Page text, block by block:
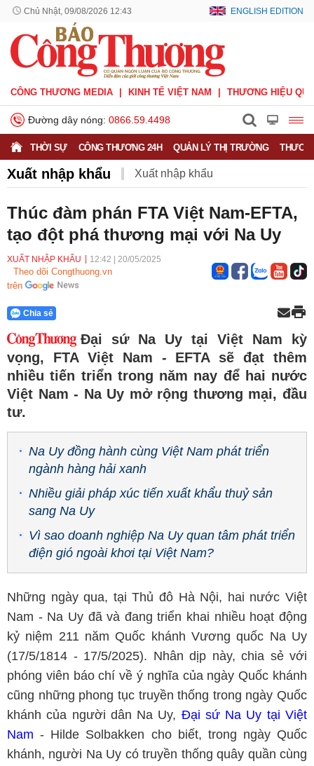
Chủ Nhật, 09/08/2026 12:43 ENGLISH EDITION
CÔNG THƯƠNG MEDIA KINH TẾ VIỆT NAM THƯƠNG HIỆU
Đường dây nóng: 0866.59.4498
THỜI SỰ CÔNG THƯƠNG 24H QUẢN LÝ THỊ TRƯỜNG
Xuất nhập khẩu Xuất nhập khẩu
Xuất xứ hàng hóa Xúc tiến thương mại
Thương mại điện tử
Thúc đàm phán FTA Việt Nam-EFTA,
tạo đột phá thương mại với Na Uy
XUẤT NHẬP KHẨU 12:42 20/05/2025
Theo dõi Congthuong.vn
trên
Chia sẻ
Đại sứ Na Uy tại Việt Nam kỳ
vọng, FTA Việt Nam - EFTA sẽ đạt thêm
nhiều tiến triển trong năm nay để hai nước
Việt Nam - Na Uy mở rộng thương mại, đầu
tư.
Na Uy đồng hành cùng Việt Nam phát triển
ngành hàng hải xanh
Nhiều giải pháp xúc tiến xuất khẩu thuỷ sản
sang Na Uy
Vì sao doanh nghiệp Na Uy quan tâm phát triển
điện gió ngoài khơi tại Việt Nam?
Những ngày qua, tại Thủ đô Hà Nội, hai nước Việt
Nam - Na Uy đã và đang triển khai nhiều hoạt động
kỷ niệm 211 năm Quốc khánh Vương quốc Na Uy
(17/5/1814 - 17/5/2025). Nhân dịp này, chia sẻ với
phóng viên báo chí về ý nghĩa của ngày Quốc khánh
cũng những phong tục truyền thống trong ngày Quốc
khánh của người dân Na Uy, Đại sứ Na Uy tại Việt
Nam - Hilde Solbakken cho biết, trong ngày Quốc
khánh, người Na Uy có truyền thống quây quần cùng